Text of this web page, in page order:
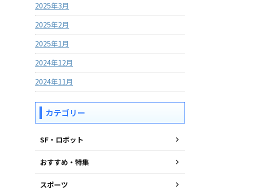
2025年3月
2025年2月
2025年1月
2024年12月
2024年11月
カテゴリー
SF・ロボット
おすすめ・特集
スポーツ